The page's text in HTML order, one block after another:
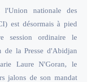
nationale des
est désormais à pied
session ordinaire le
la Presse d'Abidjan
Laure N'Goran, le
jalons de son mandat